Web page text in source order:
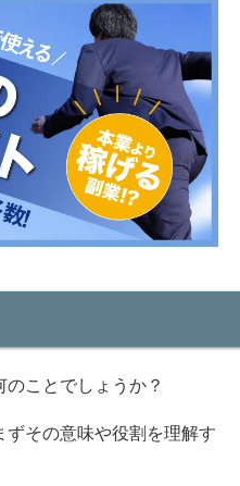
ことでしょうか？
その意味や役割を理解す